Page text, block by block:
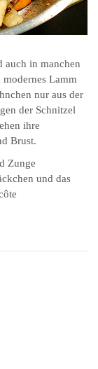
auch in manchen
Lamm
nur aus der
der Schnitzel
ihre
Brust.
Zunge
und das